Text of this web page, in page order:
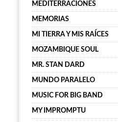
MEDITERRACIONES
MEMORIAS
MI TIERRA Y MIS RAÍCES
MOZAMBIQUE SOUL
MR. STAN DARD
MUNDO PARALELO
MUSIC FOR BIG BAND
MY IMPROMPTU